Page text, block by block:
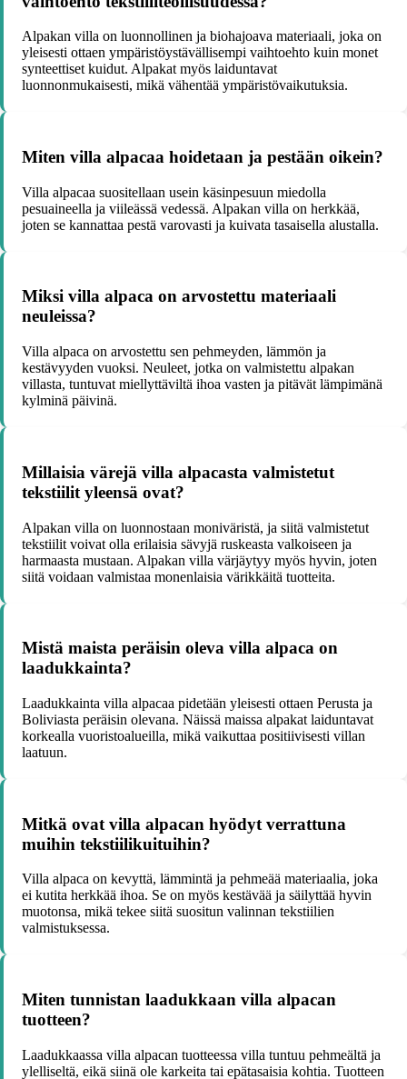
Alpakan villa on luonnollinen ja biohajoava materiaali, joka on
yleisesti ottaen ympäristöystävällisempi vaihtoehto kuin monet
synteettiset kuidut. Alpakat myös laiduntavat
luonnonmukaisesti, mikä vähentää ympäristövaikutuksia.
Miten villa alpacaa hoidetaan ja pestään oikein?
Villa alpacaa suositellaan usein käsinpesuun miedolla
pesuaineella ja viileässä vedessä. Alpakan villa on herkkää,
joten se kannattaa pestä varovasti ja kuivata tasaisella alustalla.
Miksi villa alpaca on arvostettu materiaali
neuleissa?
Villa alpaca on arvostettu sen pehmeyden, lämmön ja
kestävyyden vuoksi. Neuleet, jotka on valmistettu alpakan
villasta, tuntuvat miellyttäviltä ihoa vasten ja pitävät lämpimänä
kylminä päivinä.
Millaisia värejä villa alpacasta valmistetut
tekstiilit yleensä ovat?
Alpakan villa on luonnostaan moniväristä, ja siitä valmistetut
tekstiilit voivat olla erilaisia sävyjä ruskeasta valkoiseen ja
harmaasta mustaan. Alpakan villa värjäytyy myös hyvin, joten
siitä voidaan valmistaa monenlaisia värikkäitä tuotteita.
Mistä maista peräisin oleva villa alpaca on
laadukkainta?
Laadukkainta villa alpacaa pidetään yleisesti ottaen Perusta ja
Boliviasta peräisin olevana. Näissä maissa alpakat laiduntavat
korkealla vuoristoalueilla, mikä vaikuttaa positiivisesti villan
laatuun.
Mitkä ovat villa alpacan hyödyt verrattuna
muihin tekstiilikuituihin?
Villa alpaca on kevyttä, lämmintä ja pehmeää materiaalia, joka
ei kutita herkkää ihoa. Se on myös kestävää ja säilyttää hyvin
muotonsa, mikä tekee siitä suositun valinnan tekstiilien
valmistuksessa.
Miten tunnistan laadukkaan villa alpacan
tuotteen?
Laadukkaassa villa alpacan tuotteessa villa tuntuu pehmeältä ja
ylelliseltä, eikä siinä ole karkeita tai epätasaisia kohtia. Tuotteen